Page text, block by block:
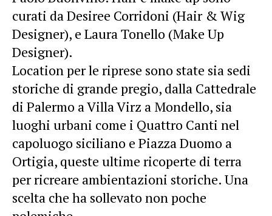
curati da Desiree Corridoni (Hair & Wig
Designer), e Laura Tonello (Make Up
Designer).
Location per le riprese sono state sia sedi
storiche di grande pregio, dalla Cattedrale
di Palermo a Villa Virz a Mondello, sia
luoghi urbani come i Quattro Canti nel
capoluogo siciliano e Piazza Duomo a
Ortigia, queste ultime ricoperte di terra
per ricreare ambientazioni storiche. Una
scelta che ha sollevato non poche